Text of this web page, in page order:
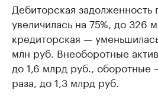
Дебиторская задолженность
увеличилась на 75%, до 326
кредиторская —
млн руб. Внеоборотные
до 1,6 млрд руб., оборотные
раза, до 1,3 млрд руб.